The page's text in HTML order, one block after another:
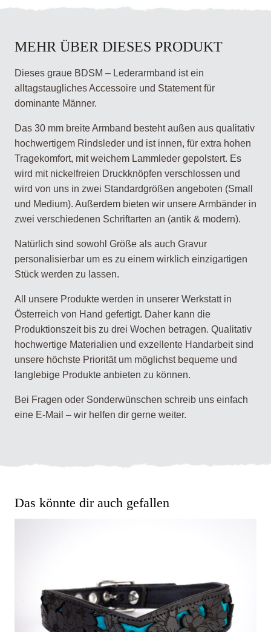
MEHR ÜBER DIESES PRODUKT
Dieses graue BDSM – Lederarmband ist ein
alltagstaugliches Accessoire und Statement für
dominante Männer.
Das 30 mm breite Armband besteht außen aus qualitativ
hochwertigem Rindsleder und ist innen, für extra hohen
Tragekomfort, mit weichem Lammleder gepolstert. Es
wird mit nickelfreien Druckknöpfen verschlossen und
wird von uns in zwei Standardgrößen angeboten (Small
und Medium). Außerdem bieten wir unsere Armbänder in
zwei verschiedenen Schriftarten an (antik & modern).
Natürlich sind sowohl Größe als auch Gravur
personalisierbar um es zu einem wirklich einzigartigen
Stück werden zu lassen.
All unsere Produkte werden in unserer Werkstatt in
Österreich von Hand gefertigt. Daher kann die
Produktionszeit bis zu drei Wochen betragen. Qualitativ
hochwertige Materialien und exzellente Handarbeit sind
unsere höchste Priorität um möglichst bequeme und
langlebige Produkte anbieten zu können.
Bei Fragen oder Sonderwünschen schreib uns einfach
eine E-Mail – wir helfen dir gerne weiter.
Das könnte dir auch gefallen